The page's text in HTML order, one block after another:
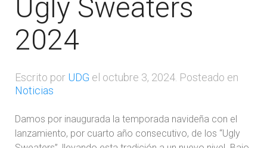
Ugly Sweaters
2024
Escrito por UDG el octubre 3, 2024 . Posteado en
Noticias
Damos por inaugurada la temporada navideña con el
lanzamiento, por cuarto año consecutivo, de los “Ugly